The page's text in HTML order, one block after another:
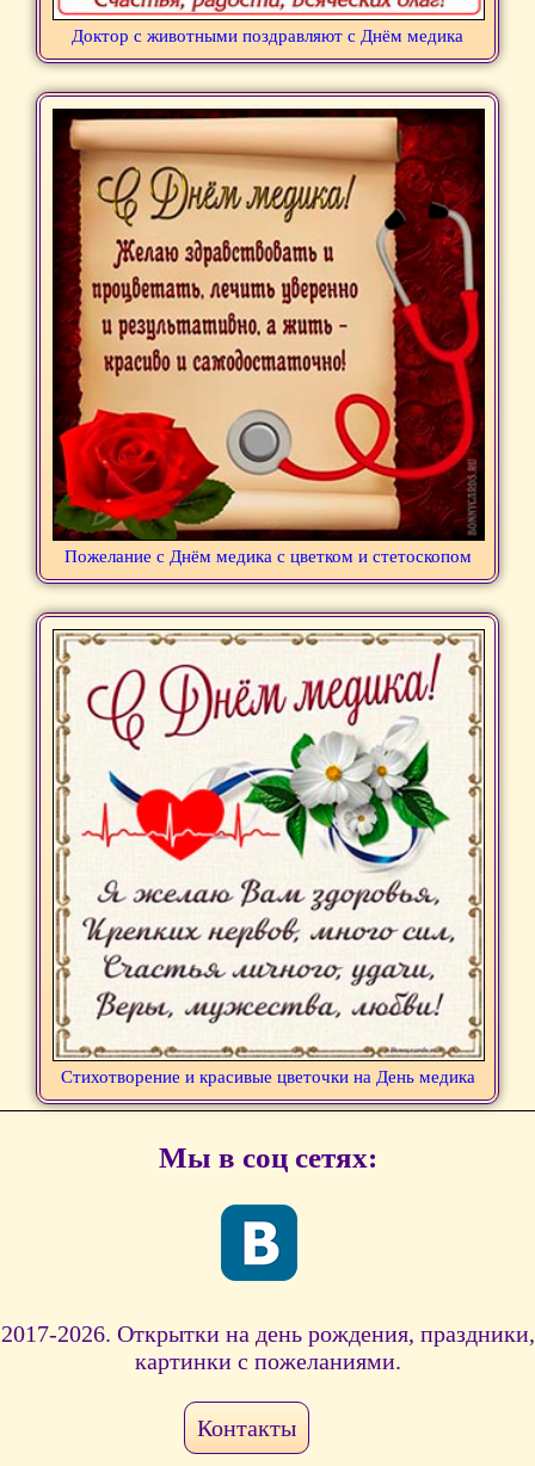
Доктор с животными поздравляют с Днём медика
Пожелание с Днём медика с цветком и стетоскопом
Стихотворение и красивые цветочки на День медика
Мы в соц сетях:
2017-2026. Открытки на день рождения, праздники,
картинки с пожеланиями.
Контакты